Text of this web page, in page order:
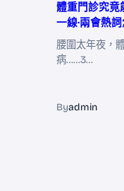
體重門診究竟
一線·兩會熱
腰圍太年夜，
病……3…
Byadmin